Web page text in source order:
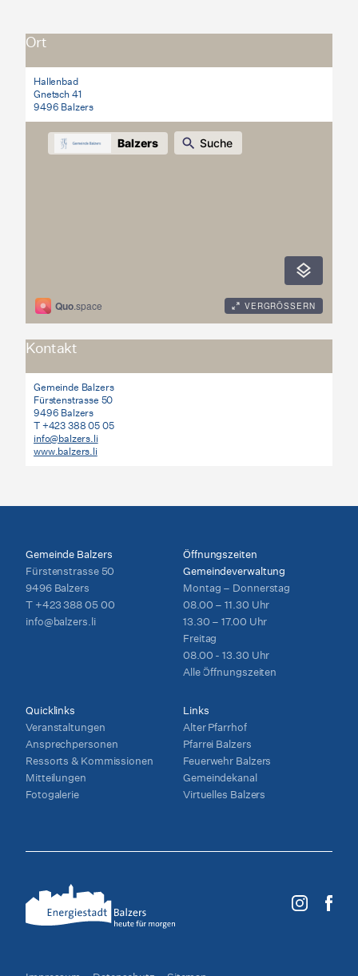
Ort
Hallenbad
Gnetsch 41
9496 Balzers
Kontakt
Gemeinde Balzers
Fürstenstrasse 50
9496 Balzers
T +423 388 05 05
info@balzers.li
www.balzers.li
Gemeinde Balzers
Fürstenstrasse 50
9496 Balzers
T +423 388 05 00
info@balzers.li
Öffnungszeiten
Gemeindeverwaltung
Montag – Donnerstag
08.00 – 11.30 Uhr
13.30 – 17.00 Uhr
Freitag
08.00 - 13.30 Uhr
Alle Öffnungszeiten
Quicklinks
Veranstaltungen
Ansprechpersonen
Ressorts & Kommissionen
Mitteilungen
Fotogalerie
Links
Alter Pfarrhof
Pfarrei Balzers
Feuerwehr Balzers
Gemeindekanal
Virtuelles Balzers